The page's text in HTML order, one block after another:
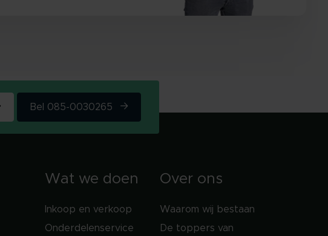
Bel 085-0030265
Wat we doen
Inkoop en verkoop
Onderdelenservice
Over ons
Waarom wij bestaan
De toppers van